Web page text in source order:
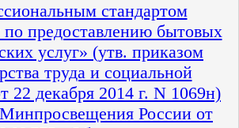
стандартом
предоставлению бытовых
услуг» (утв. приказом
труда и социальной
декабря 2014 г. N 1069н)
России от